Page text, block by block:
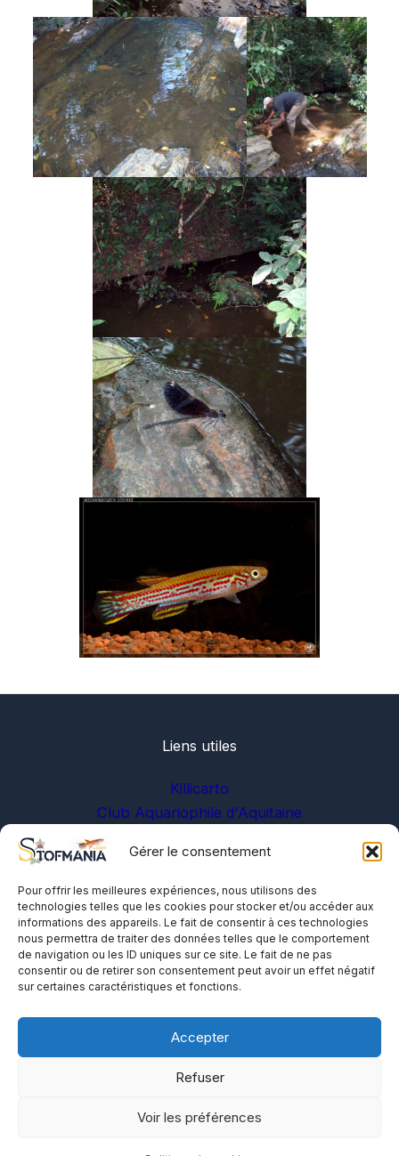
Gérer le consentement
Pour offrir les meilleures expériences, nous utilisons des
technologies telles que les cookies pour stocker et/ou accéder aux
informations des appareils. Le fait de consentir à ces technologies
nous permettra de traiter des données telles que le comportement
de navigation ou les ID uniques sur ce site. Le fait de ne pas
consentir ou de retirer son consentement peut avoir un effet négatif
sur certaines caractéristiques et fonctions.
Accepter
Refuser
Voir les préférences
Liens utiles
Killicarto
Club Aquariophile d'Aquitaine
A propos
Me contacter
Politique de cookies